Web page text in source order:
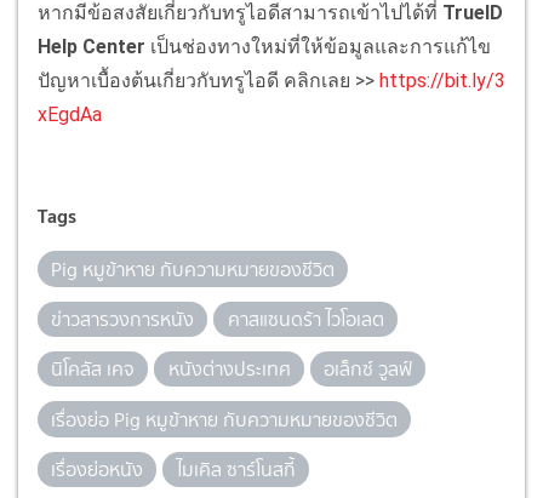
หากมีข้อสงสัยเกี่ยวกับทรูไอดีสามารถเข้าไปได้ที่ TrueID
Help Center เป็นช่องทางใหม่ที่ให้ข้อมูลและการแก้ไข
ปัญหาเบื้องต้นเกี่ยวกับทรูไอดี คลิกเลย >> https://bit.ly/3
xEgdAa
Tags
Pig หมูข้าหาย กับความหมายของชีวิต
ข่าวสารวงการหนัง
คาสแซนดร้า ไวโอเลต
นิโคลัส เคจ
หนังต่างประเทศ
อเล็กซ์ วูลฟ์
เรื่องย่อ Pig หมูข้าหาย กับความหมายของชีวิต
เรื่องย่อหนัง
ไมเคิล ซาร์โนสกี้